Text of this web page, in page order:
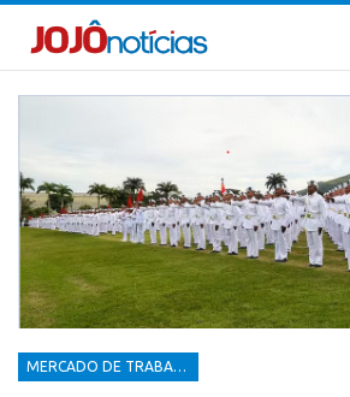
MERCADO DE TRABALHO